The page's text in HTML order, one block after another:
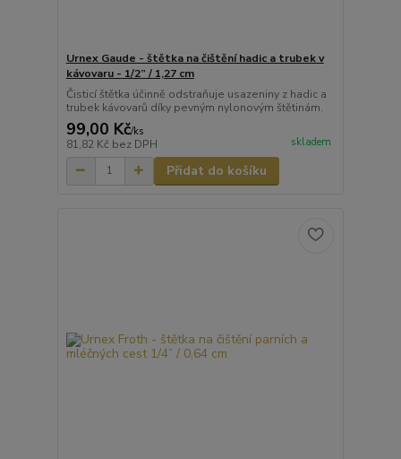
Urnex Gaude - štětka na čištění hadic a trubek v
kávovaru - 1/2” / 1,27 cm
Čisticí štětka účinně odstraňuje usazeniny z hadic a
trubek kávovarů díky pevným nylonovým štětinám.
99,00 Kč/ks
81,82 Kč bez DPH skladem
Přidat do košíku